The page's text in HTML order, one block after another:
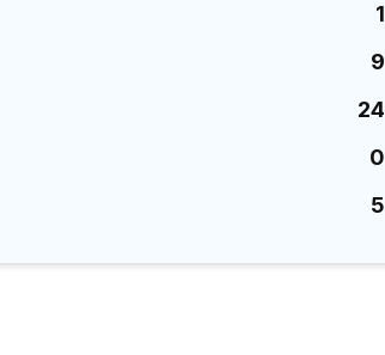
1
9
24
0
5